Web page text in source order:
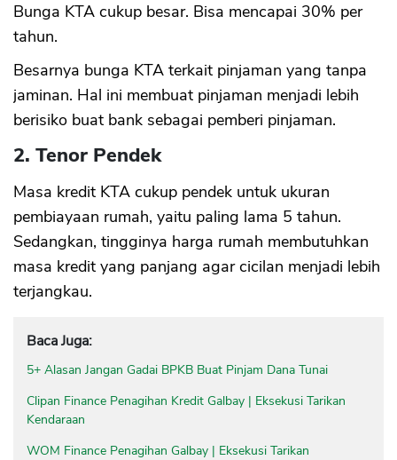
Bunga KTA cukup besar. Bisa mencapai 30% per
tahun.
Besarnya bunga KTA terkait pinjaman yang tanpa
jaminan. Hal ini membuat pinjaman menjadi lebih
berisiko buat bank sebagai pemberi pinjaman.
2. Tenor Pendek
Masa kredit KTA cukup pendek untuk ukuran
pembiayaan rumah, yaitu paling lama 5 tahun.
Sedangkan, tingginya harga rumah membutuhkan
masa kredit yang panjang agar cicilan menjadi lebih
terjangkau.
Baca Juga:
5+ Alasan Jangan Gadai BPKB Buat Pinjam Dana Tunai
Clipan Finance Penagihan Kredit Galbay | Eksekusi Tarikan
Kendaraan
WOM Finance Penagihan Galbay | Eksekusi Tarikan